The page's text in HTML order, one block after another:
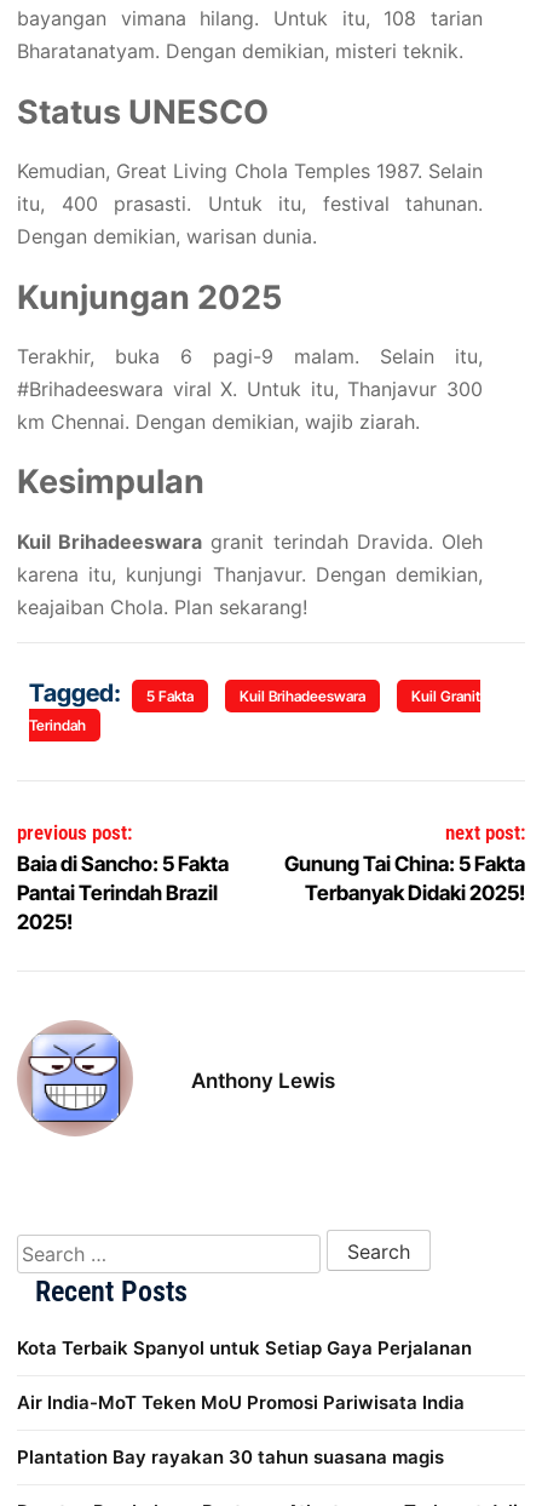
bayangan vimana hilang. Untuk itu, 108 tarian
Bharatanatyam. Dengan demikian, misteri teknik.
Status UNESCO
Kemudian, Great Living Chola Temples 1987. Selain
itu, 400 prasasti. Untuk itu, festival tahunan.
Dengan demikian, warisan dunia.
Kunjungan 2025
Terakhir, buka 6 pagi-9 malam. Selain itu,
#Brihadeeswara viral X. Untuk itu, Thanjavur 300
km Chennai. Dengan demikian, wajib ziarah.
Kesimpulan
Kuil Brihadeeswara granit terindah Dravida. Oleh
karena itu, kunjungi Thanjavur. Dengan demikian,
keajaiban Chola. Plan sekarang!
Tagged: 5 Fakta Kuil Brihadeeswara
Kuil Granit
Terindah
Post navigation
previous post:
Baia di Sancho: 5 Fakta
Pantai Terindah Brazil
2025!
next post:
Gunung Tai China: 5 Fakta
Terbanyak Didaki 2025!
Anthony Lewis
Search for:
Recent Posts
Kota Terbaik Spanyol untuk Setiap Gaya Perjalanan
Air India-MoT Teken MoU Promosi Pariwisata India
Plantation Bay rayakan 30 tahun suasana magis